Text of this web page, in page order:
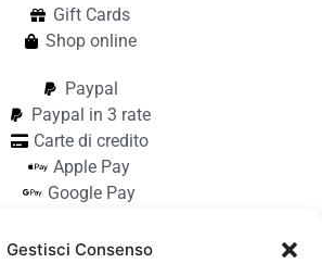
Gestisci Consenso
Gift Cards
Shop online
Paypal
Paypal in 3 rate
Carte di credito
Apple Pay
Google Pay
Pagamento alla consegna